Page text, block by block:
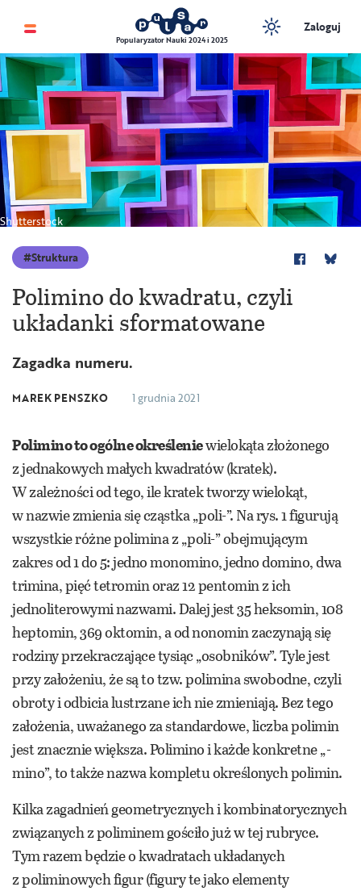
Popularyzator Nauki 2024 i 2025
Zaloguj
Shutterstock
Struktura
Polimino do kwadratu, czyli
układanki sformatowane
Zagadka numeru.
MAREK PENSZKO 1 grudnia 2021
Polimino to ogólne określeniewielokąta złożonego
z jednakowych małych kwadratów (kratek).
W zależności od tego, ile kratek tworzy wielokąt,
w nazwie zmienia się cząstka „poli-”. Na rys. 1 figurują
wszystkie różne polimina z „poli-” obejmującym
zakres od 1 do 5: jedno monomino, jedno domino, dwa
trimina, pięć tetromin oraz 12 pentomin z ich
jednoliterowymi nazwami. Dalej jest 35 heksomin, 108
heptomin, 369 oktomin, a od nonomin zaczynają się
rodziny przekraczające tysiąc „osobników”. Tyle jest
przy założeniu, że są to tzw. polimina swobodne, czyli
obroty i odbicia lustrzane ich nie zmieniają. Bez tego
założenia, uważanego za standardowe, liczba polimin
jest znacznie większa. Polimino i każde konkretne „-
mino”, to także nazwa kompletu określonych polimin.
Kilka zagadnień geometrycznych i kombinatorycznych
związanych z poliminem gościło już w tej rubryce.
Tym razem będzie o kwadratach układanych
z poliminowych figur (figury te jako elementy